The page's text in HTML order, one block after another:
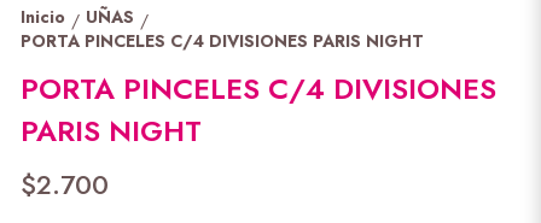
Inicio / UÑAS /
PORTA PINCELES C/4 DIVISIONES PARIS NIGHT
PORTA PINCELES C/4 DIVISIONES
PARIS NIGHT
$2.700